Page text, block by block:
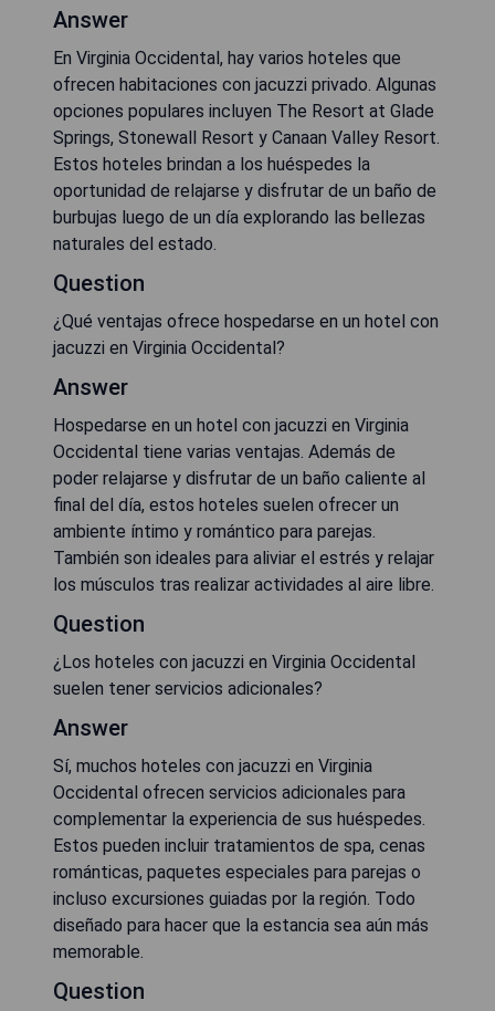
Answer
En Virginia Occidental, hay varios hoteles que
ofrecen habitaciones con jacuzzi privado. Algunas
opciones populares incluyen The Resort at Glade
Springs, Stonewall Resort y Canaan Valley Resort.
Estos hoteles brindan a los huéspedes la
oportunidad de relajarse y disfrutar de un baño de
burbujas luego de un día explorando las bellezas
naturales del estado.
Question
¿Qué ventajas ofrece hospedarse en un hotel con
jacuzzi en Virginia Occidental?
Answer
Hospedarse en un hotel con jacuzzi en Virginia
Occidental tiene varias ventajas. Además de
poder relajarse y disfrutar de un baño caliente al
final del día, estos hoteles suelen ofrecer un
ambiente íntimo y romántico para parejas.
También son ideales para aliviar el estrés y relajar
los músculos tras realizar actividades al aire libre.
Question
¿Los hoteles con jacuzzi en Virginia Occidental
suelen tener servicios adicionales?
Answer
Sí, muchos hoteles con jacuzzi en Virginia
Occidental ofrecen servicios adicionales para
complementar la experiencia de sus huéspedes.
Estos pueden incluir tratamientos de spa, cenas
románticas, paquetes especiales para parejas o
incluso excursiones guiadas por la región. Todo
diseñado para hacer que la estancia sea aún más
memorable.
Question